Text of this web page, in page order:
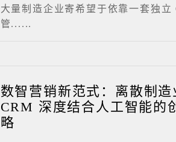
大量制造企业寄希望于依靠一套独立
管......
数智营销新范式：离散制造
CRM 深度结合人工智能的
略